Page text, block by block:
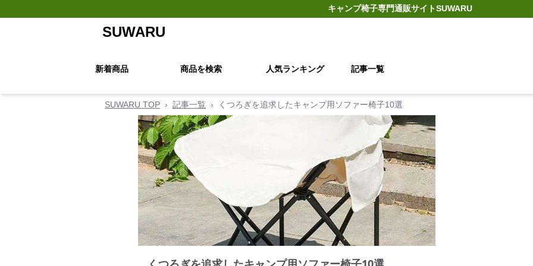
キャンプ椅子専門通販サイトSUWARU
SUWARU
新着商品 商品を検索 人気ランキング 記事一覧
SUWARU TOP › 記事一覧 › くつろぎを追求したキャンプ用ソファー椅子10選